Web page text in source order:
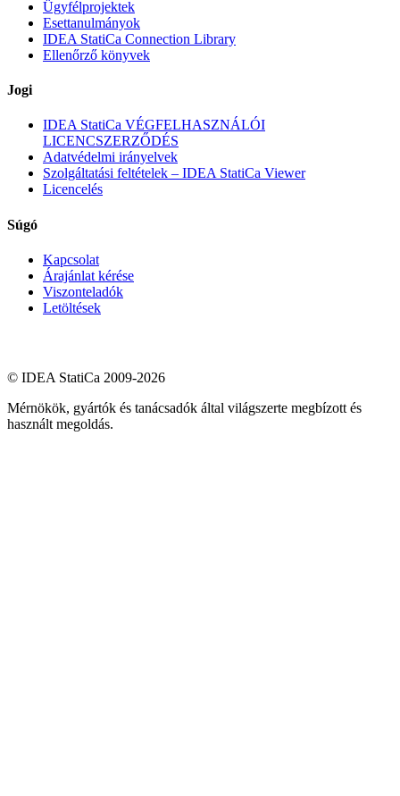
Ügyfélprojektek
Esettanulmányok
IDEA StatiCa Connection Library
Ellenőrző könyvek
Jogi
IDEA StatiCa VÉGFELHASZNÁLÓI
LICENCSZERZŐDÉS
Adatvédelmi irányelvek
Szolgáltatási feltételek – IDEA StatiCa Viewer
Licencelés
Súgó
Kapcsolat
Árajánlat kérése
Viszonteladók
Letöltések
© IDEA StatiCa 2009-2026
Mérnökök, gyártók és tanácsadók által világszerte megbízott és
használt megoldás.